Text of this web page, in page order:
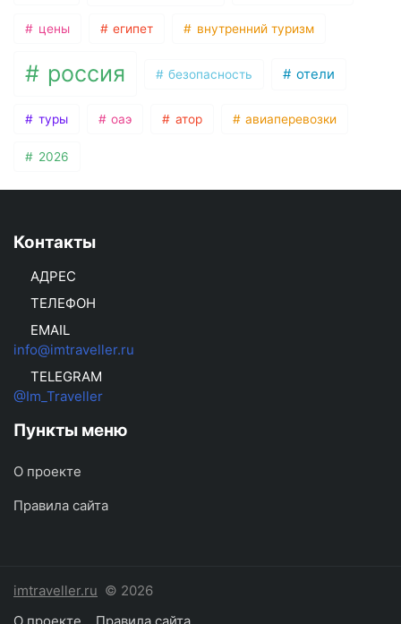
цены египет внутренний туризм
россия безопасность отели
туры оаэ атор авиаперевозки
2026
Контакты
АДРЕС
ТЕЛЕФОН
EMAIL
info@imtraveller.ru
TELEGRAM
@Im_Traveller
Пункты меню
О проекте
Правила сайта
imtraveller.ru © 2026